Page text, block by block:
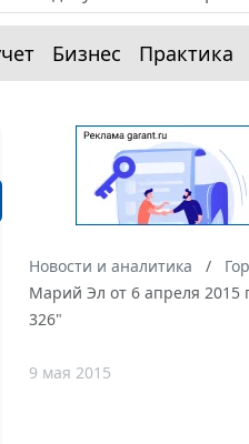
Бизнес Практика
Новости и аналитика
Марий Эл от 6 апреля 2015
326"
9 мая 2015